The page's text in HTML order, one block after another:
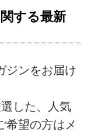
する最新
ジンをお届け
した、人気
希望の方はメ